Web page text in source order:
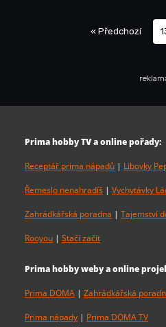
« Předchozí
Prima hobby TV a online pořady:
Receptář prima nápadů | Libovky
Řemeslo nenahradíš | Vychytávky
Zahrádkářská poradna | Tajemství
Rooyou | Stačí začít
Prima hobby weby a online
Prima DOMA | Zahrádkářská
Prima nápady | Prima DOMA TV